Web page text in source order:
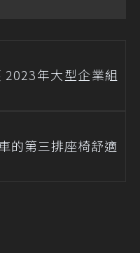
年大型企業組
的第三排座椅舒適